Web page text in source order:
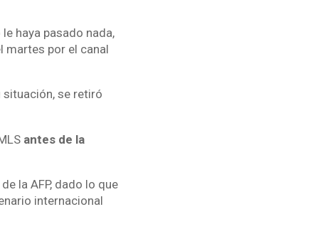
haya pasado nada,
martes por el canal
situación, se retiró
antes de la
la AFP, dado lo que
internacional